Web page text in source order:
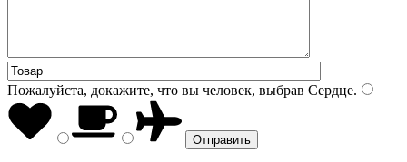
Пожалуйста, докажите, что вы человек, выбрав Сердце.